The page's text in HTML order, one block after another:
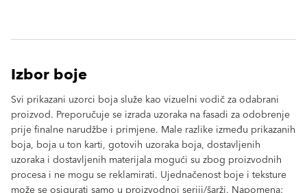
Izbor boje
Svi prikazani uzorci boja služe kao vizuelni vodič za odabrani
proizvod. Preporučuje se izrada uzoraka na fasadi za odobrenje
prije finalne narudžbe i primjene. Male razlike između prikazanih
boja, boja u ton karti, gotovih uzoraka boja, dostavljenih
uzoraka i dostavljenih materijala mogući su zbog proizvodnih
procesa i ne mogu se reklamirati. Ujednačenost boje i teksture